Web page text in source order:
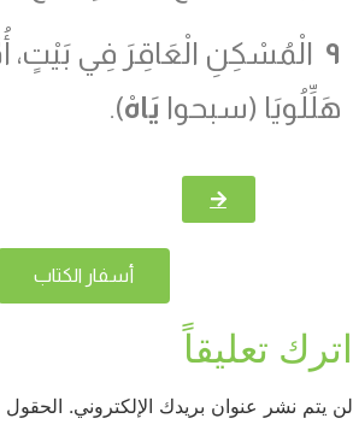
٩ الْمُسْكِنِ الْعَاقِرَ فِي بَيْتٍ،
هَلِّلُويَا (سبحوا يَاهْ).
أسفار الكتاب
اترك تعليقاً
لن يتم نشر عنوان بريدك الإلكتروني. الحقول